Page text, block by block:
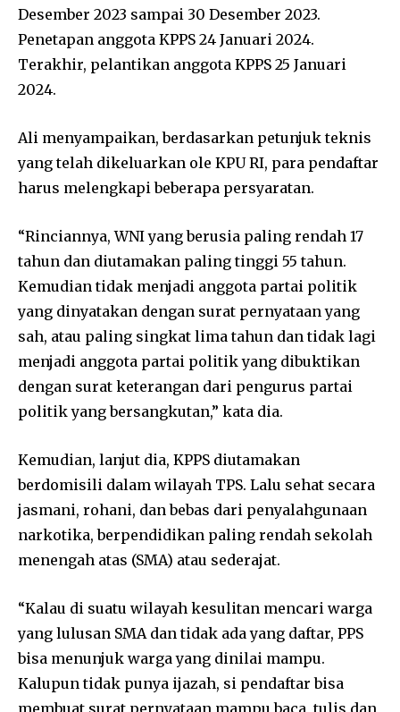
Desember 2023 sampai 30 Desember 2023.
Penetapan anggota KPPS 24 Januari 2024.
Terakhir, pelantikan anggota KPPS 25 Januari
2024.
Ali menyampaikan, berdasarkan petunjuk teknis
yang telah dikeluarkan ole KPU RI, para pendaftar
harus melengkapi beberapa persyaratan.
“Rinciannya, WNI yang berusia paling rendah 17
tahun dan diutamakan paling tinggi 55 tahun.
Kemudian tidak menjadi anggota partai politik
yang dinyatakan dengan surat pernyataan yang
sah, atau paling singkat lima tahun dan tidak lagi
menjadi anggota partai politik yang dibuktikan
dengan surat keterangan dari pengurus partai
politik yang bersangkutan,” kata dia.
Kemudian, lanjut dia, KPPS diutamakan
berdomisili dalam wilayah TPS. Lalu sehat secara
jasmani, rohani, dan bebas dari penyalahgunaan
narkotika, berpendidikan paling rendah sekolah
menengah atas (SMA) atau sederajat.
“Kalau di suatu wilayah kesulitan mencari warga
yang lulusan SMA dan tidak ada yang daftar, PPS
bisa menunjuk warga yang dinilai mampu.
Kalupun tidak punya ijazah, si pendaftar bisa